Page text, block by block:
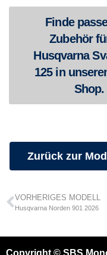
Finde
Zubehör
Husqvarna
125 in
Shop.
Zurück zur
VORHERIGES MODELL
Husqvarna Norden 901 2026